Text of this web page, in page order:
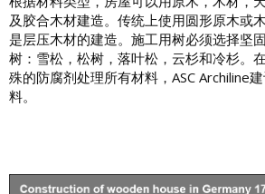
及胶合木材建造。传统上使用圆形原木或
是层压木材的建造。施工用树必须选择坚
树：雪松，松树，落叶松，云杉和冷杉。
殊的防腐剂处理所有材料，ASC Archiline
料。